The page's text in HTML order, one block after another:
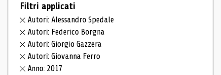
Filtri applicati
Autori: Alessandro Spedale
Autori: Federico Borgna
Autori: Giorgio Gazzera
Autori: Giovanna Ferro
Anno: 2017